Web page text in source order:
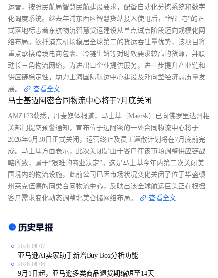
运营，按照民航局智慧民航建设要求，配备自动化分拣系统和数字
化调度系统。继去年浦东西区智慧货站投入使用后，“智汇港”的正
式落地标志着东航物流智慧货运建设从单点试点阶段迈向规模化网
络布局。依托浦东机场稳居全球第二的货运吞吐量优势，该项目将
重点承接跨境电商包裹、冷链生鲜等对时效要求较高的货源，并联
动长三角物流网络，为进出口企业提供服务，进一步提升产业链和
供应链稳定性，助力上海国际航运中心建设及外向型经济高质量发
展。
查看全文
马士基迈阿密合同物流中心将于7月底关闭
AMZ123获悉，丹麦媒体报道，马士基（Maersk）已向佛罗里达州相
关部门提交预警通知，宣布位于迈阿密的一处合同物流中心将于
2026年6月30日正式关闭，运营终止及员工遣散计划将在7月底前完
成。马士基方面表示，此次关闭是由于客户在该市场调整供应链战
略所致，属于“艰难的商业决定”。这是马士基今年内第二次关闭美
国境内的物流设施，此前公司已因市场状况变化关闭了位于华盛顿
州莱克伍德的同类合同物流中心，反映出该全球航运巨头正在根据
客户需求变化动态调整北美仓储网络布局。
查看全文
2026-08-07
亚马逊AI卖家助手新增Buy Box分析功能
2026-08-06
9月1日起，亚马逊多类商品退货期缩短至14天